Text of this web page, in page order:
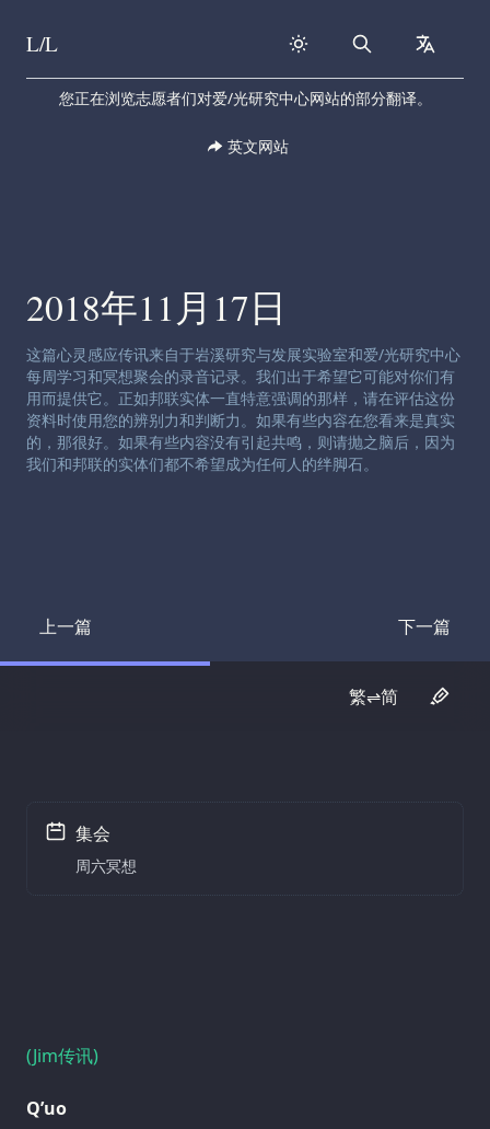
Skip to content
L/L Search
您正在浏览志愿者们对爱/光研究中心网站的部分翻译。
英文网站
2018年11月17日
渠道免责声明:
这篇心灵感应传讯来自于岩溪研究与发展实验室和爱/光研究中心
每周学习和冥想聚会的录音记录。我们出于希望它可能对你们有
用而提供它。正如邦联实体一直特意强调的那样，请在评估这份
资料时使用您的辨别力和判断力。如果有些内容在您看来是真实
的，那很好。如果有些内容没有引起共鸣，则请抛之脑后，因为
我们和邦联的实体们都不希望成为任何人的绊脚石。
上一篇
Transcript 下一篇
Transcript
繁⇌简
(Jim传讯)
Q’uo
集会
周六冥想